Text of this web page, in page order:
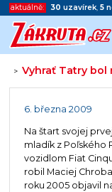
aktuálně: 30 uzavírek, 5
> Vyhrať Tatry
6. března 2009
Na štart svojej
mladík z Poľského
vozidlom Fiat
robil Maciej
roku 2005 objavil